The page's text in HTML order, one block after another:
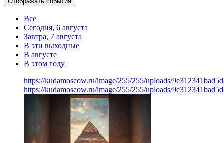
Все
Сегодня, 6 августа
Завтра, 7 августа
В эти выходные
В августе
В этом году
https://kudamoscow.ru/image/255/255/uploads/
https://kudamoscow.ru/image/255/255/uploads/